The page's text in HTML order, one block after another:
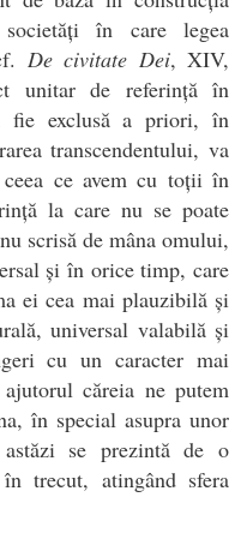
în care legea
De civitate Dei, XIV,
unitar de referință în
fie exclusă a priori, în
transcendentului, va
ce avem cu toții în
la care nu se poate
scrisă de mâna omului,
și în orice timp, care
ei cea mai plauzibilă și
universal valabilă și
cu un caracter mai
căreia ne putem
în special asupra unor
se prezintă de o
trecut, atingând sfera